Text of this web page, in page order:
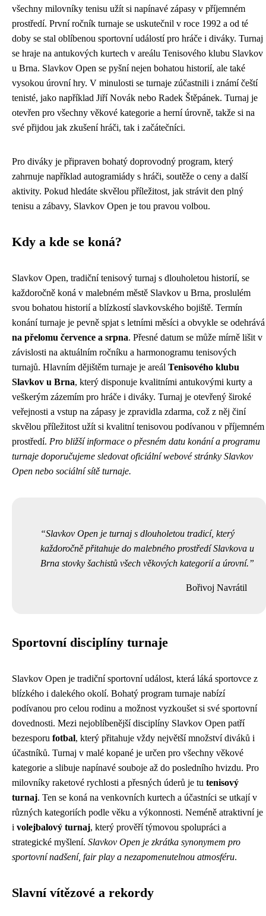
všechny milovníky tenisu užít si napínavé zápasy v příjemném
prostředí. První ročník turnaje se uskutečnil v roce 1992 a od té
doby se stal oblíbenou sportovní událostí pro hráče i diváky. Turnaj
se hraje na antukových kurtech v areálu Tenisového klubu Slavkov
u Brna. Slavkov Open se pyšní nejen bohatou historií, ale také
vysokou úrovní hry. V minulosti se turnaje zúčastnili i známí čeští
tenisté, jako například Jiří Novák nebo Radek Štěpánek. Turnaj je
otevřen pro všechny věkové kategorie a herní úrovně, takže si na
své přijdou jak zkušení hráči, tak i začátečníci.
Pro diváky je připraven bohatý doprovodný program, který
zahrnuje například autogramiády s hráči, soutěže o ceny a další
aktivity. Pokud hledáte skvělou příležitost, jak strávit den plný
tenisu a zábavy, Slavkov Open je tou pravou volbou.
Kdy a kde se koná?
Slavkov Open, tradiční tenisový turnaj s dlouholetou historií, se
každoročně koná v malebném městě Slavkov u Brna, proslulém
svou bohatou historií a blízkostí slavkovského bojiště. Termín
konání turnaje je pevně spjat s letními měsíci a obvykle se odehrává
na přelomu července a srpna. Přesné datum se může mírně lišit v
závislosti na aktuálním ročníku a harmonogramu tenisových
turnajů. Hlavním dějištěm turnaje je areál Tenisového klubu
Slavkov u Brna, který disponuje kvalitními antukovými kurty a
veškerým zázemím pro hráče i diváky. Turnaj je otevřený široké
veřejnosti a vstup na zápasy je zpravidla zdarma, což z něj činí
skvělou příležitost užít si kvalitní tenisovou podívanou v příjemném
prostředí. Pro bližší informace o přesném datu konání a programu
turnaje doporučujeme sledovat oficiální webové stránky Slavkov
Open nebo sociální sítě turnaje.
Slavkov Open je turnaj s dlouholetou tradicí, který
každoročně přitahuje do malebného prostředí Slavkova u
Brna stovky šachistů všech věkových kategorií a úrovní.
Bořivoj Navrátil
Sportovní disciplíny turnaje
Slavkov Open je tradiční sportovní událost, která láká sportovce z
blízkého i dalekého okolí. Bohatý program turnaje nabízí
podívanou pro celou rodinu a možnost vyzkoušet si své sportovní
dovednosti. Mezi nejoblíbenější disciplíny Slavkov Open patří
bezesporu fotbal, který přitahuje vždy největší množství diváků i
účastníků. Turnaj v malé kopané je určen pro všechny věkové
kategorie a slibuje napínavé souboje až do posledního hvizdu. Pro
milovníky raketové rychlosti a přesných úderů je tu tenisový
turnaj. Ten se koná na venkovních kurtech a účastníci se utkají v
různých kategoriích podle věku a výkonnosti. Neméně atraktivní je
i volejbalový turnaj, který prověří týmovou spolupráci a
strategické myšlení. Slavkov Open je zkrátka synonymem pro
sportovní nadšení, fair play a nezapomenutelnou atmosféru.
Slavní vítězové a rekordy